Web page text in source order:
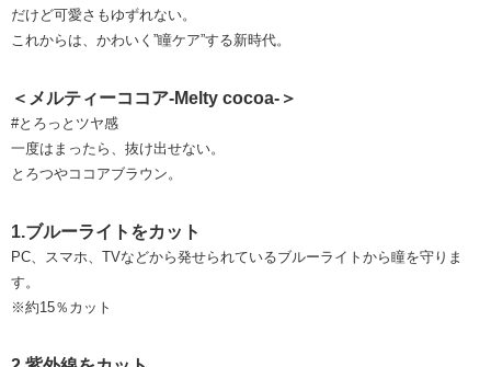
だけど可愛さもゆずれない。
これからは、かわいく”瞳ケア”する新時代。
＜メルティーココア-Melty cocoa-＞
#とろっとツヤ感
一度はまったら、抜け出せない。
とろつやココアブラウン。
1.ブルーライトをカット
PC、スマホ、TVなどから発せられているブルーライトから瞳を守りま
す。
※約15％カット